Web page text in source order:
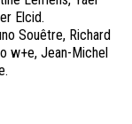
Elcid.
Souêtre, Richard
w+e, Jean-Michel